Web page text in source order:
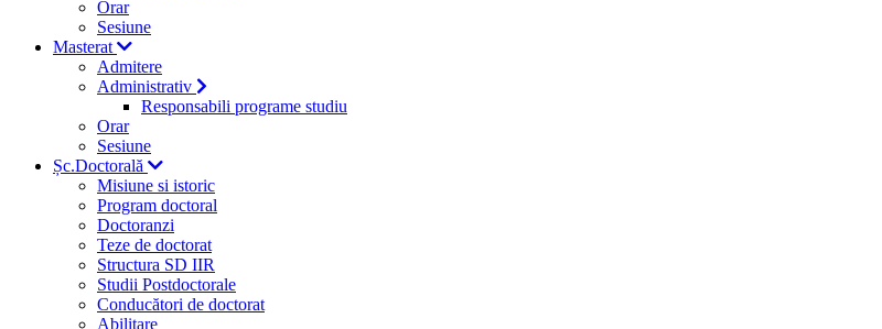
Orar
Sesiune
Masterat
Admitere
Administrativ
Responsabili programe studiu
Orar
Sesiune
Șc.Doctorală
Misiune si istoric
Program doctoral
Doctoranzi
Teze de doctorat
Structura SD IIR
Studii Postdoctorale
Conducători de doctorat
Abilitare